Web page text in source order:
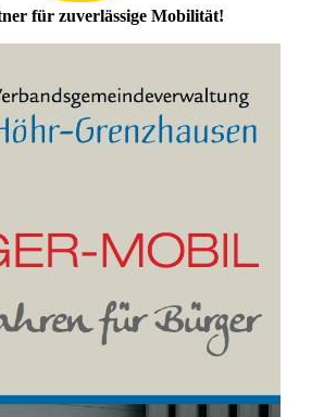
für zuverlässige Mobilität!